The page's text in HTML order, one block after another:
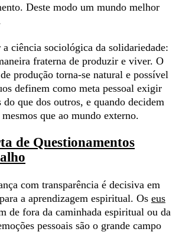
Deste modo um mundo melhor
ciência sociológica da solidariedade:
fraterna de produzir e viver. O
produção torna-se natural e possível
definem como meta pessoal exigir
do que dos outros, e quando decidem
que ao mundo externo.
de Questionamentos
com transparência é decisiva em
a aprendizagem espiritual. Os eus
de fora da caminhada espiritual ou da
pessoais são o grande campo